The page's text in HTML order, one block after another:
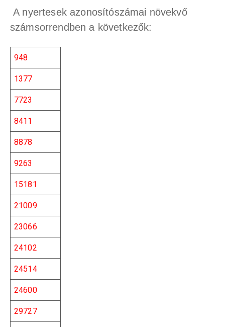
A nyertesek azonosítószámai növekvő
számsorrendben a következők:
948
1377
7723
8411
8878
9263
15181
21009
23066
24102
24514
24600
29727